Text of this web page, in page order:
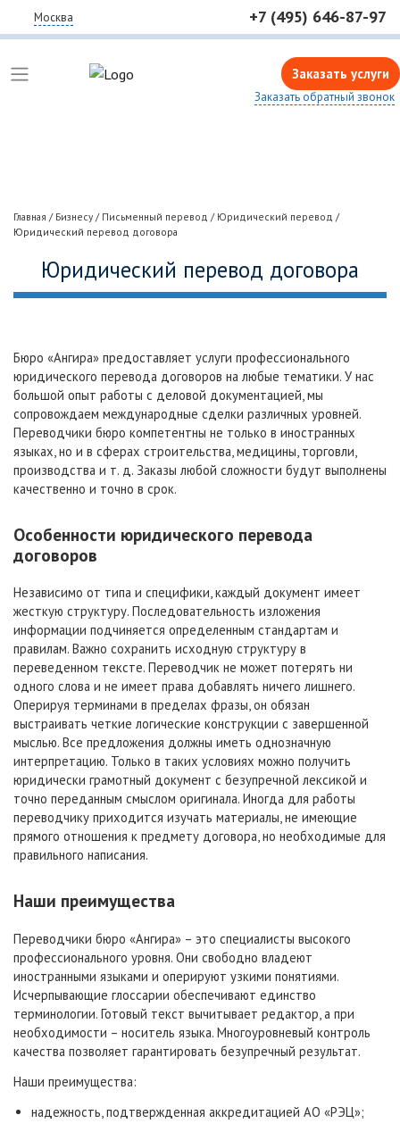
Москва +7 (495) 646-87-97
Заказать услуги
Заказать обратный звонок
Главная / Бизнесу / Письменный перевод / Юридический перевод /
Юридический перевод договора
Юридический перевод договора
Бюро «Ангира» предоставляет услуги профессионального
юридического перевода договоров на любые тематики. У нас
большой опыт работы с деловой документацией, мы
сопровождаем международные сделки различных уровней.
Переводчики бюро компетентны не только в иностранных
языках, но и в сферах строительства, медицины, торговли,
производства и т. д. Заказы любой сложности будут выполнены
качественно и точно в срок.
Особенности юридического перевода
договоров
Независимо от типа и специфики, каждый документ имеет
жесткую структуру. Последовательность изложения
информации подчиняется определенным стандартам и
правилам. Важно сохранить исходную структуру в
переведенном тексте. Переводчик не может потерять ни
одного слова и не имеет права добавлять ничего лишнего.
Оперируя терминами в пределах фразы, он обязан
выстраивать четкие логические конструкции с завершенной
мыслью. Все предложения должны иметь однозначную
интерпретацию. Только в таких условиях можно получить
юридически грамотный документ с безупречной лексикой и
точно переданным смыслом оригинала. Иногда для работы
переводчику приходится изучать материалы, не имеющие
прямого отношения к предмету договора, но необходимые для
правильного написания.
Наши преимущества
Переводчики бюро «Ангира» – это специалисты высокого
профессионального уровня. Они свободно владеют
иностранными языками и оперируют узкими понятиями.
Исчерпывающие глоссарии обеспечивают единство
терминологии. Готовый текст вычитывает редактор, а при
необходимости – носитель языка. Многоуровневый контроль
качества позволяет гарантировать безупречный результат.
Наши преимущества:
надежность, подтвержденная аккредитацией АО «РЭЦ»;